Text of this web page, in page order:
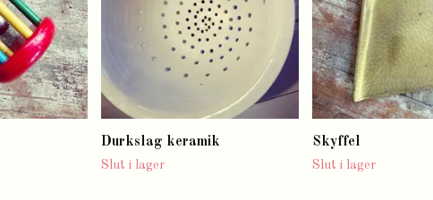
Durkslag keramik
Slut i lager
Skyffel
Slut i lager